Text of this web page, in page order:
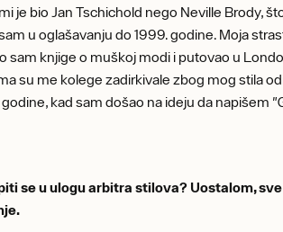
je bio Jan Tschichold nego Neville Brody,
u oglašavanju do 1999. godine. Moja
sam knjige o muškoj modi i putovao u
su me kolege zadirkivale zbog mog stila
kad sam došao na ideju da napišem
se u ulogu arbitra stilova? Uostalom,